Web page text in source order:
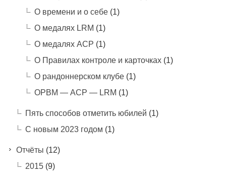
О времени и о себе(1)
О медалях LRM (1)
О медалях АСР (1)
О Правилах контроле и карточках(1)
О рандоннерском клубе(1)
ОРВМ — АСР — LRM (1)
Пять способов отметить юбилей (1)
С новым 2023 годом (1)
Отчёты (12)
2015(9)